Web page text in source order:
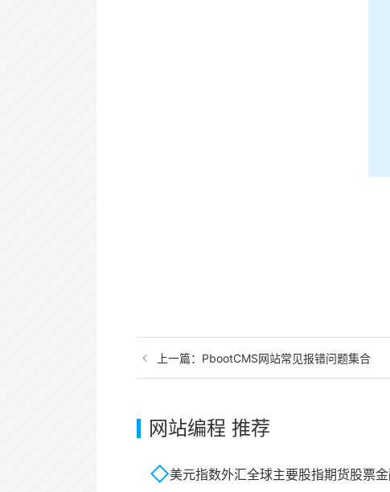
上一篇： PbootCMS网站常见报错问题集合
网站编程 推荐
美元指数外汇全球主要股指期货股票金